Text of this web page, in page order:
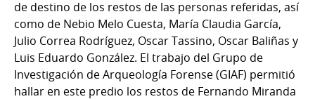
de destino de los restos de las personas referidas, así
como de Nebio Melo Cuesta, María Claudia García,
Julio Correa Rodríguez, Oscar Tassino, Oscar Baliñas y
Luis Eduardo González. El trabajo del Grupo de
Investigación de Arqueología Forense (GIAF) permitió
hallar en este predio los restos de Fernando Miranda